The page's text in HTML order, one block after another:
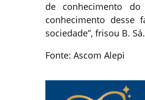
de conhecimento do
conhecimento
sociedade”, frisou B. Sá.
Fonte: Ascom Alepi